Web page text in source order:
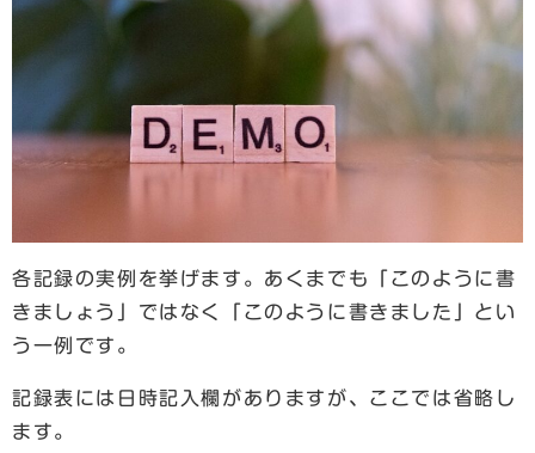
各記録の実例を挙げます。あくまでも「このように書
きましょう」ではなく「このように書きました」とい
う一例です。
記録表には日時記入欄がありますが、ここでは省略し
ます。